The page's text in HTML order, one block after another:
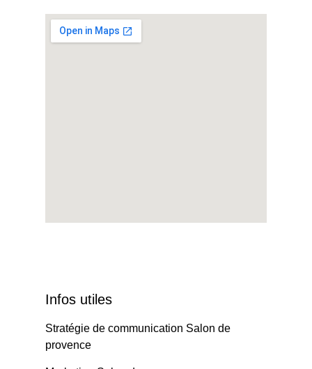
Infos utiles
Stratégie de communication Salon de
provence